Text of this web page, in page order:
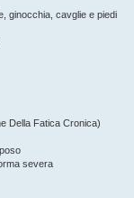
ginocchia, cavglie e piedi
Della Fatica Cronica)
severa